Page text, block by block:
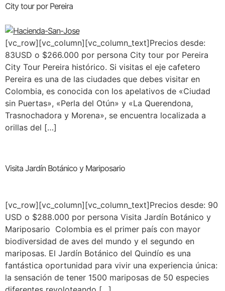
City tour por Pereira
[vc_row][vc_column][vc_column_text]Precios desde:
83USD o $266.000 por persona City tour por Pereira
City Tour Pereira histórico. Si visitas el eje cafetero
Pereira es una de las ciudades que debes visitar en
Colombia, es conocida con los apelativos de «Ciudad
sin Puertas», «Perla del Otún» y «La Querendona,
Trasnochadora y Morena», se encuentra localizada a
orillas del […]
Visita Jardín Botánico y Mariposario
[vc_row][vc_column][vc_column_text]Precios desde: 90
USD o $288.000 por persona Visita Jardín Botánico y
Mariposario Colombia es el primer país con mayor
biodiversidad de aves del mundo y el segundo en
mariposas. El Jardín Botánico del Quindío es una
fantástica oportunidad para vivir una experiencia única:
la sensación de tener 1500 mariposas de 50 especies